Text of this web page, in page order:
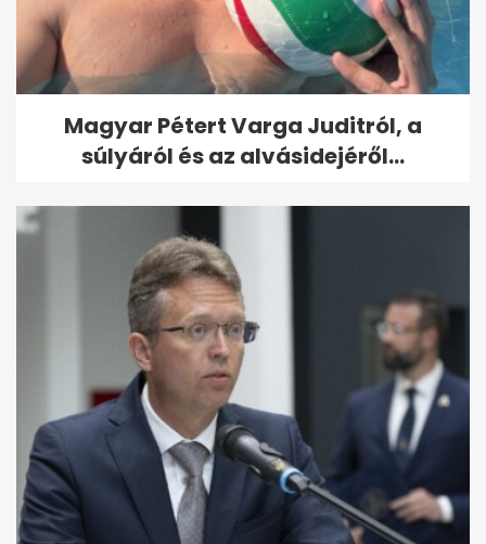
Magyar Pétert Varga Juditról, a
súlyáról és az alvásidejéről...